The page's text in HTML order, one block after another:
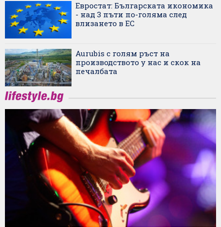
Евростат: Българската икономика
- над 3 пъти по-голяма след
влизането в ЕС
Aurubis с голям ръст на
производството у нас и скок на
печалбата